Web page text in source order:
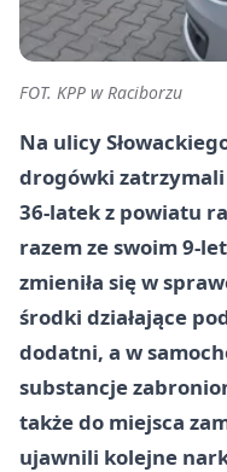
FOT. KPP w Raciborzu
Na ulicy
drogówki zatrzymali
36-latek z powiatu
razem ze swoim 9-
zmieniła się w
środki działające
dodatni, a w
substancje
także do miejsca
ujawnili kolejne